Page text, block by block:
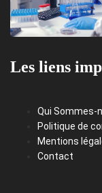
Les liens
Qui Sommes-
Politique de
Mentions
Contact